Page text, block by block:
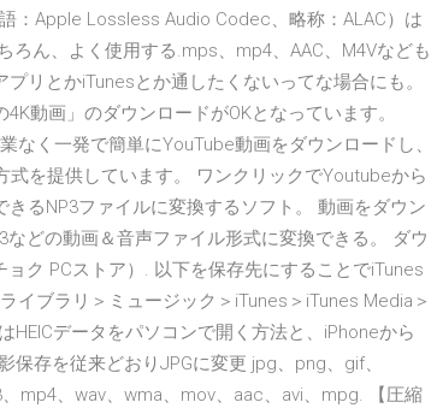
：Apple Lossless Audio Codec、略称：ALAC）は
ん、よく使用する.mps、mp4、AAC、M4Vなども
リとかiTunesとか通したくないってな場合にも。
動画」のダウンロードがOKとなっています。
なく一発で簡単にYouTube動画をダウンロードし、
を提供しています。 ワンクリックでYoutubeから
るNP3ファイルに変換するソフト。 動画をダウン
などの動画＆音声ファイル形式に変換できる。 ダウ
ク PCストア）. 以下を保存先にすることでiTunes
イブラリ＞ミュージック＞iTunes＞iTunes Media＞
データをパソコンで開く方法と、iPhoneから
存を従来どおりJPGに変更 jpg、png、gif、
mp4、wav、wma、mov、aac、avi、mpg. 【圧縮